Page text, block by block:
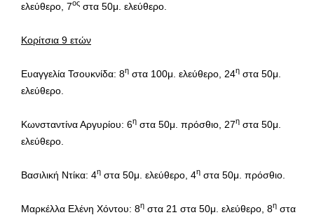
ελεύθερο, 7ος στα 50μ. ελεύθερο.
Κορίτσια 9 ετών
Ευαγγελία Τσουκνίδα: 8η στα 100μ. ελεύθερο, 24η στα 50μ.
ελεύθερο.
Κωνσταντίνα Αργυρίου: 6η στα 50μ. πρόσθιο, 27η στα 50μ.
ελεύθερο.
Βασιλική Ντίκα: 4η στα 50μ. ελεύθερο, 4η στα 50μ. πρόσθιο.
Μαρκέλλα Ελένη Χόντου: 8η στα 21 στα 50μ. ελεύθερο, 8η στα